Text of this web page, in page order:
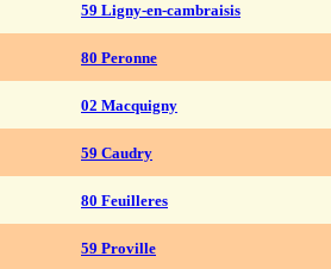
59 Ligny-en-cambraisis
80 Peronne
02 Macquigny
59 Caudry
80 Feuilleres
59 Proville